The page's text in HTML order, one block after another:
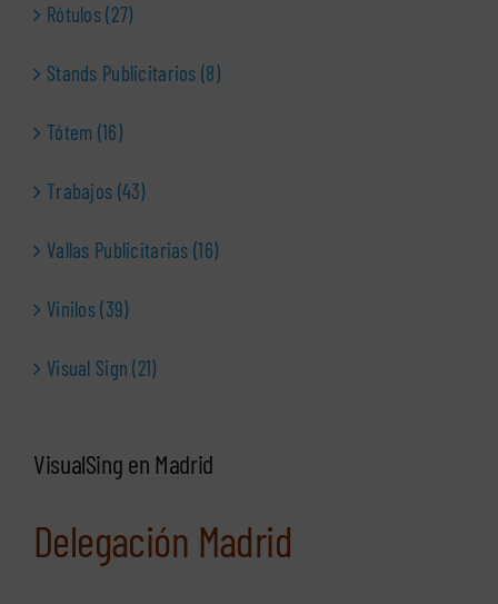
Rótulos (27)
Stands Publicitarios (8)
Tótem (16)
Trabajos (43)
Vallas Publicitarias (16)
Vinilos (39)
Visual Sign (21)
VisualSing en Madrid
Delegación Madrid